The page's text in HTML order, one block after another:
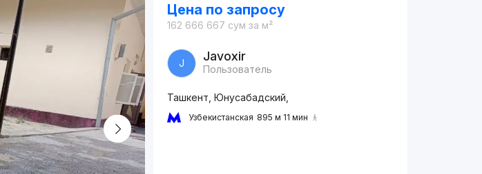
Цена по запросу
162 666 667 сум за м²
J Javoxir
Пользователь
Ташкент, Юнусабадский,
Узбекистанская 895 м 11 мин